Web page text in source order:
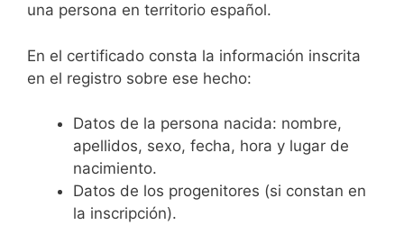
una persona en territorio español.
En el certificado consta la información inscrita
en el registro sobre ese hecho:
Datos de la persona nacida: nombre,
apellidos, sexo, fecha, hora y lugar de
nacimiento.
Datos de los progenitores (si constan en
la inscripción).